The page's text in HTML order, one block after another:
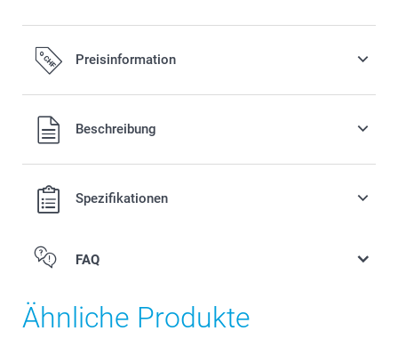
Preisinformation
Alle Preise verstehen sich in Schweizer Franken (CHF) inkl.
MwSt. und zzgl. Versandkosten.
Beschreibung
Spezifikationen
FAQ
Ähnliche Produkte